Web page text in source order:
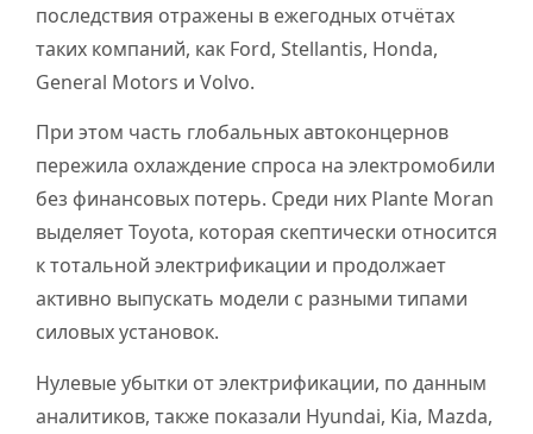
последствия отражены в ежегодных отчётах
таких компаний, как Ford, Stellantis, Honda,
General Motors и Volvo.
При этом часть глобальных автоконцернов
пережила охлаждение спроса на электромобили
без финансовых потерь. Среди них Plante Moran
выделяет Toyota, которая скептически относится
к тотальной электрификации и продолжает
активно выпускать модели с разными типами
силовых установок.
Нулевые убытки от электрификации, по данным
аналитиков, также показали Hyundai, Kia, Mazda,